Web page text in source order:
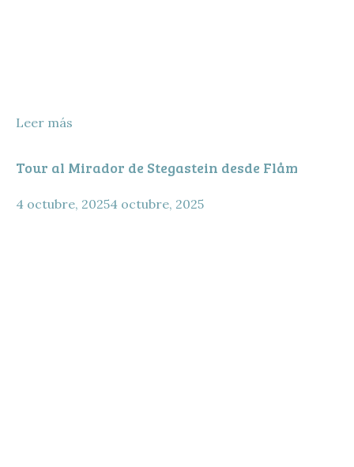
Leer más
Tour al Mirador de Stegastein desde Flåm
4 octubre, 20254 octubre, 2025